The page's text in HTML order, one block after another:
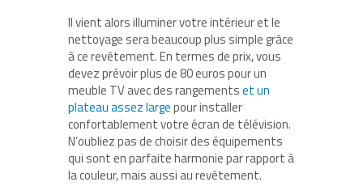
Il vient alors illuminer votre intérieur et le
nettoyage sera beaucoup plus simple grâce
à ce revêtement. En termes de prix, vous
devez prévoir plus de 80 euros pour un
meuble TV avec des rangementset un
plateau assez largepour installer
confortablement votre écran de télévision.
N’oubliez pas de choisir des équipements
qui sont en parfaite harmonie par rapport à
la couleur, mais aussi au revêtement.